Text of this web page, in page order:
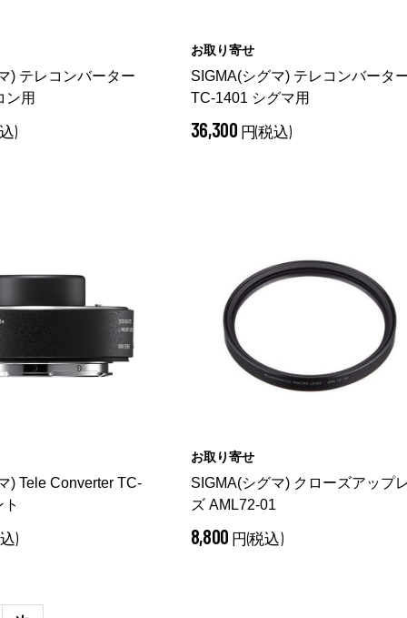
) テレコンバーター
ン用
)
お取り寄せ
SIGMA(シグマ) テレコンバータ
TC-1401 シグマ用
36,300 円(税込)
) Tele Converter TC-
)
お取り寄せ
SIGMA(シグマ) クローズアップ
ズ AML72-01
8,800 円(税込)